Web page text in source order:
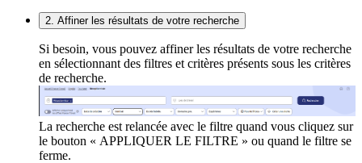
2. Affiner les résultats de votre recherche
Si besoin, vous pouvez affiner les résultats de votre recherche
en sélectionnant des filtres et critères présents sous les critères
de recherche.
La recherche est relancée avec le filtre quand vous cliquez sur
le bouton « APPLIQUER LE FILTRE » ou quand le filtre se
ferme.